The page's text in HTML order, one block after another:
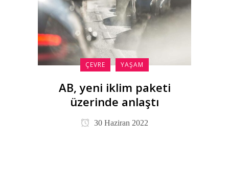
ÇEVRE YAŞAM
AB, yeni iklim paketi
üzerinde anlaştı
30 Haziran 2022